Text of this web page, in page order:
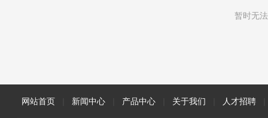
暂时无
网站首页 新闻中心 产品中心 关于我们 人才招聘